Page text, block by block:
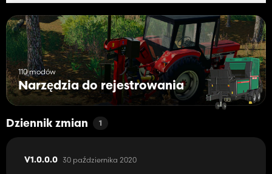
110 modów
Narzędzia do rejestrowania
Dziennik zmian 1
V1.0.0.0 30 października 2020